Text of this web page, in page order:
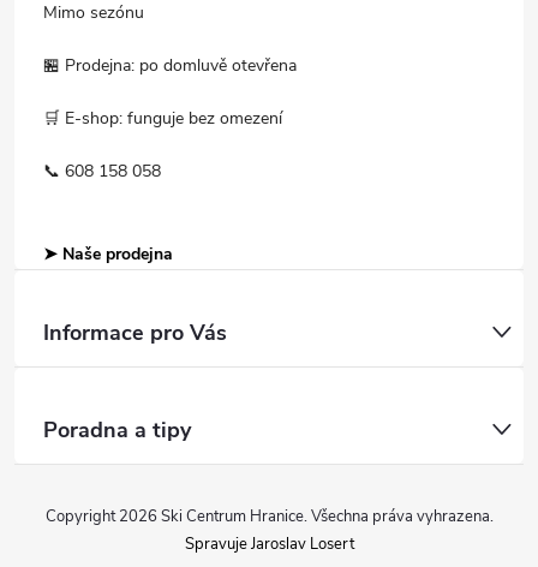
Mimo sezónu
🏪 Prodejna: po domluvě otevřena
🛒 E-shop: funguje bez omezení
📞 608 158 058
➤ Naše prodejna
Informace pro Vás
Poradna a tipy
Copyright 2026 Ski Centrum Hranice. Všechna práva vyhrazena.
Spravuje Jaroslav Losert